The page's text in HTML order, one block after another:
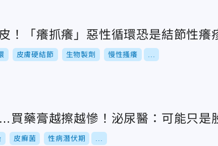
！「癢抓癢」惡性循環恐是結節性癢
皮膚硬結節 生物製劑 慢性搔癢
買藥膏越擦越慘！泌尿醫：可能只是
皮癬菌 性病潛伏期